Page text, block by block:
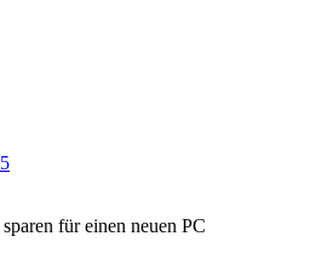
für einen neuen PC